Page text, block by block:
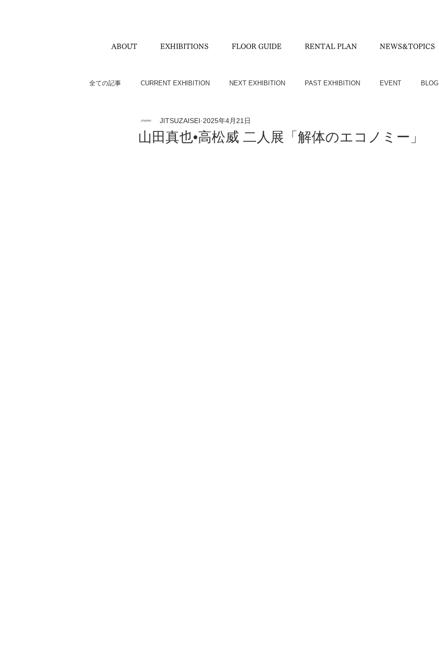
ABOUT EXHIBITIONS FLOOR GUIDE RENTAL PLAN NEWS&TOPICS
全ての記事 CURRENT EXHIBITION NEXT EXHIBITION PAST EXHIBITION EVENT BLOG
HARU BLOG
山田真也•高松威 二人展「解体のエコノミー」
JITSUZAISEI 2025年4月21日